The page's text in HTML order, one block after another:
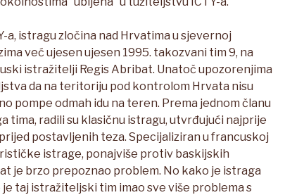
a, istragu zločina nad Hrvatima u sjevernoj
već ujesen ujesen 1995. takozvani tim 9, na
istražitelji Regis Abribat. Unatoč upozorenjima
da na teritoriju pod kontrolom Hrvata nisu
pompe odmah idu na teren. Prema jednom članu
tima, radili su klasičnu istragu, utvrđujući najprije
postavljenih teza. Specijaliziran u francuskoj
istrage, ponajviše protiv baskijskih
je brzo prepoznao problem. No kako je istraga
taj istražiteljski tim imao sve više problema s